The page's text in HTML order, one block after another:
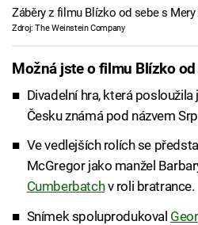
Záběry z filmu Blízko od sebe s
Zdroj: The Weinstein Company
Možná jste o filmu Blízko
Divadelní hra, která
Česku známá pod názvem
Ve vedlejších rolích se
McGregor jako manžel
Cumberbatchv roli bratrance.
Snímek spoluprodukoval